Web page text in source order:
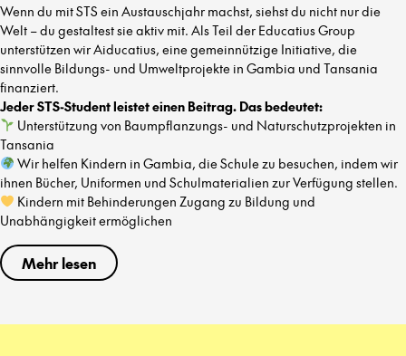
Wenn du mit STS ein Austauschjahr machst, siehst du nicht nur die
Welt – du gestaltest sie aktiv mit. Als Teil der Educatius Group
unterstützen wir Aiducatius, eine gemeinnützige Initiative, die
sinnvolle Bildungs- und Umweltprojekte in Gambia und Tansania
finanziert.
Jeder STS-Student leistet einen Beitrag. Das bedeutet:
Unterstützung von Baumpflanzungs- und Naturschutzprojekten in
Tansania
Wir helfen Kindern in Gambia, die Schule zu besuchen, indem wir
ihnen Bücher, Uniformen und Schulmaterialien zur Verfügung stellen.
Kindern mit Behinderungen Zugang zu Bildung und
Unabhängigkeit ermöglichen
Mehr lesen